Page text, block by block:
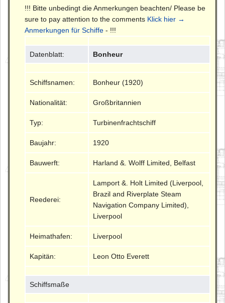
!!! Bitte unbedingt die Anmerkungen beachten/ Please be
sure to pay attention to the comments Klick hier →
Anmerkungen für Schiffe - !!!
Datenblatt: Bonheur
Schiffsnamen: Bonheur (1920)
Nationalität: Großbritannien
Typ: Turbinenfrachtschiff
Baujahr: 1920
Bauwerft: Harland &. Wolff Limited, Belfast
Reederei:
Lamport &. Holt Limited (Liverpool,
Brazil and Riverplate Steam
Navigation Company Limited),
Liverpool
Heimathafen: Liverpool
Kapitän: Leon Otto Everett
Schiffsmaße